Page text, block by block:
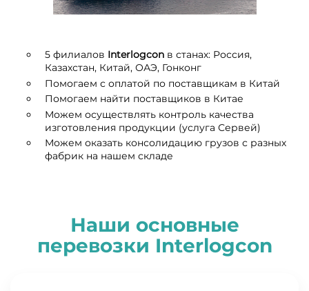
5 филиалов Interlogcon в станах: Россия,
Казахстан, Китай, ОАЭ, Гонконг
Помогаем с оплатой по поставщикам в Китай
Помогаем найти поставщиков в Китае
Можем осуществлять контроль качества
изготовления продукции (услуга Сервей)
Можем оказать консолидацию грузов с разных
фабрик на нашем складе
Наши основные
перевозки Interlogcon